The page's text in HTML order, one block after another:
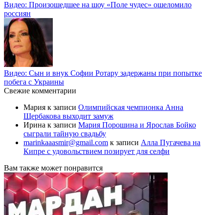
Видео: Произошедшее на шоу «Поле чудес» ошеломило
россиян
Видео: Сын и внук Софии Ротару задержаны при попытке
побега с Украины
Свежие комментарии
Мария к записи Олимпийская чемпионка Анна
Щербакова выходит замуж
Ирина к записи Мария Порошина и Ярослав Бойко
сыграли тайную свадьбу
marinkaaasmir@gmail.com к записи Алла Пугачева на
Кипре с удовольствием позирует для селфи
Вам также может понравится